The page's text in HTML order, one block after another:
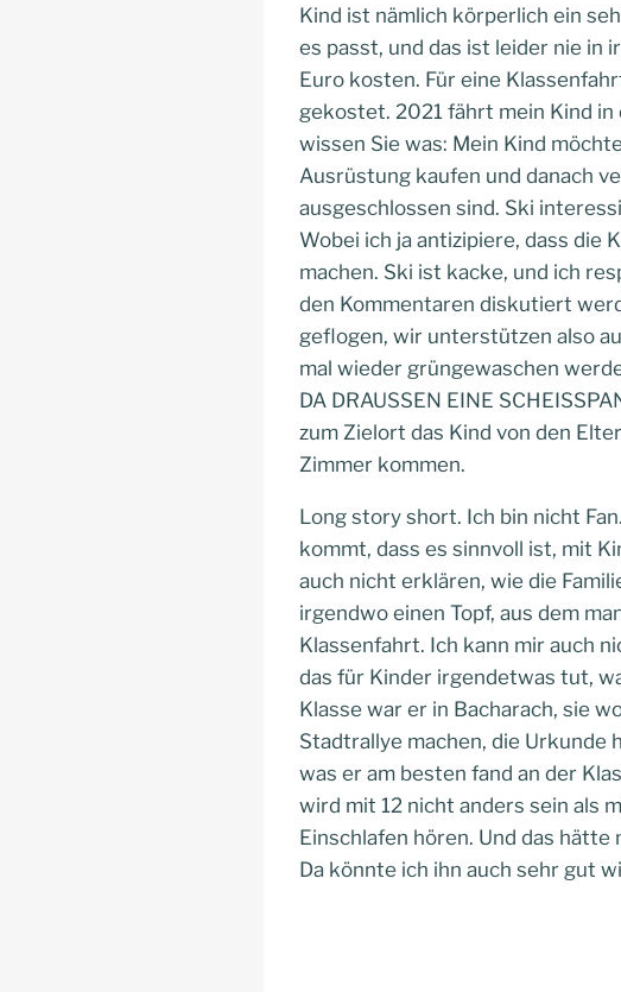
Kind ist nämlich körperlich ein
es passt, und das ist leider nie in
Euro kosten. Für eine
gekostet. 2021 fährt mein Kind in
wissen Sie was: Mein Kind
Ausrüstung kaufen und danach
ausgeschlossen sind. Ski
Wobei ich ja antizipiere, dass die
machen. Ski ist kacke, und ich
den Kommentaren diskutiert
geflogen, wir unterstützen also
mal wieder grüngewaschen
DA DRAUSSEN EINE
zum Zielort das Kind von den
Zimmer kommen.
Long story short. Ich bin nicht
kommt, dass es sinnvoll ist, mit
auch nicht erklären, wie die
irgendwo einen Topf, aus dem
Klassenfahrt. Ich kann mir auch
das für Kinder irgendetwas tut,
Klasse war er in Bacharach, sie
Stadtrallye machen, die Urkunde
was er am besten fand an der
wird mit 12 nicht anders sein als
Einschlafen hören. Und das
Da könnte ich ihn auch sehr gut